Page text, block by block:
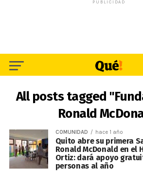
PUBLICIDAD
All posts tagged
Ronald
COMUNIDAD hace 1 año
Quito abre su primera
Ronald McDonald en el
Ortiz: dará apoyo
personas al año